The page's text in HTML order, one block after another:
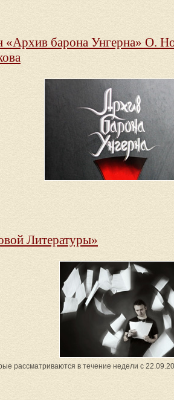
барона Унгерна» О.
Литературы»
рассматриваются в течение недели с